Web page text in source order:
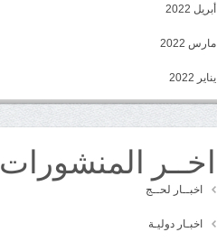
أبريل 2022
مارس 2022
يناير 2022
اخــر المنشورات
اخبــار لحــج
اخبـار دوليـة